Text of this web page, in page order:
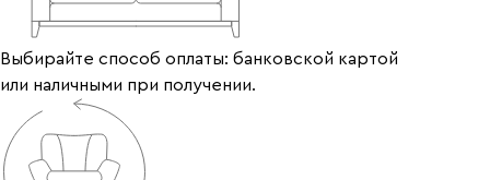
Выбирайте способ оплаты: банковской картой
или наличными при получении.